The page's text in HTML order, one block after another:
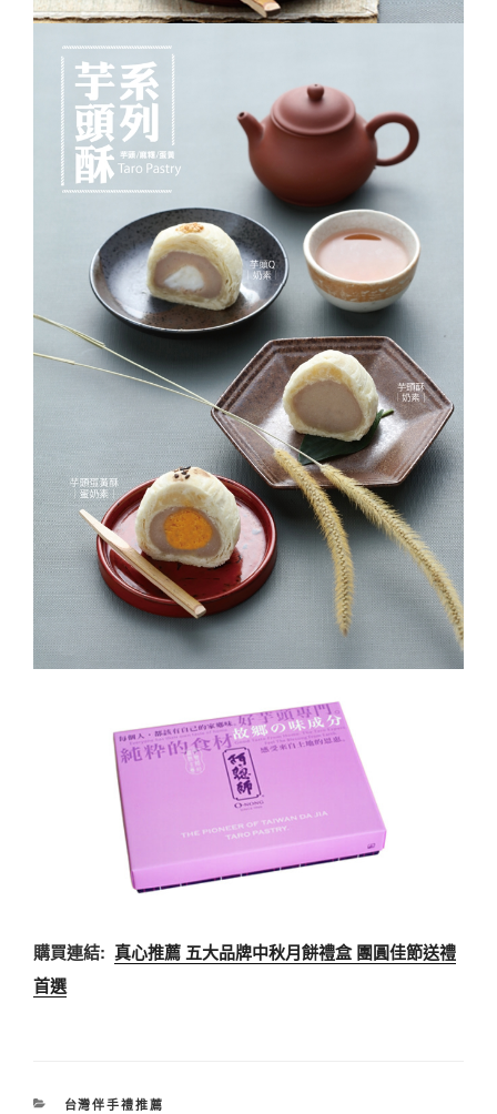
購買連結: 真心推薦 五大品牌中秋月餅禮盒 團圓佳節送禮
首選
分
台灣伴手禮推薦